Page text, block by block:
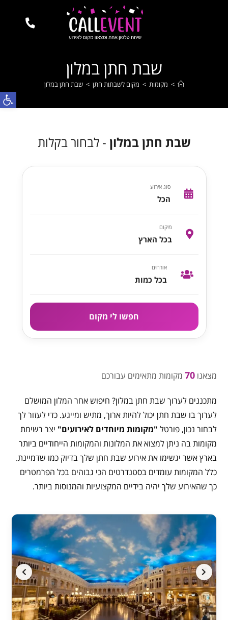
שבת חתן במלון
> מקומות > מקום לשבתות חתן > שבת חתן במלון
שבת חתן במלון - לבחור בקלות
סוג אירוע
הכל
מיקום
בכל הארץ
אורחים
בכל כמות
חפשו לי מקום
מצאנו70 מקומות מתאימים עבורכם
מתכננים לערוך שבת חתן במלון? חיפוש אחר המלון המושלם
לערוך בו שבת חתן יכול להיות ארוך, מתיש ומייגע. כדי לעזור לך
לבחור נכון, פורטל "מקומות מיוחדים לאירועים" יצר רשימת
מקומות בה ניתן למצוא את המלונות והמקומות הייחודיים ביותר
בארץ אשר יגשימו את אירוע שבת חתן שלך בדיוק כמו שדמיינת.
כלל המקומות עומדים בסטנדרטים הכי גבוהים בכל הפרמטרים
כך שהאירוע שלך יהיה בידיים המקצועיות והמנוסות ביותר.